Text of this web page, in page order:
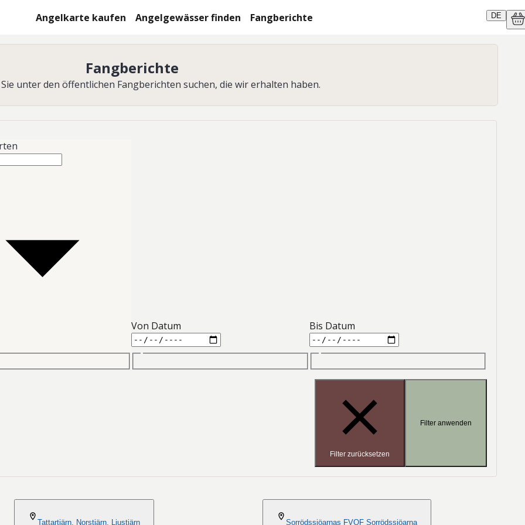
Angelkarte kaufen Angelgewässer finden Fangberichte DE
Fangberichte
unter den öffentlichen Fangberichten suchen, die wir erhalten haben.
Von Datum Bis Datum
Filter zurücksetzen
Filter anwenden
Tattartjärn, Norstjärn, Ljustjärn Sorrödssjöarnas FVOF Sorrödssjöarna